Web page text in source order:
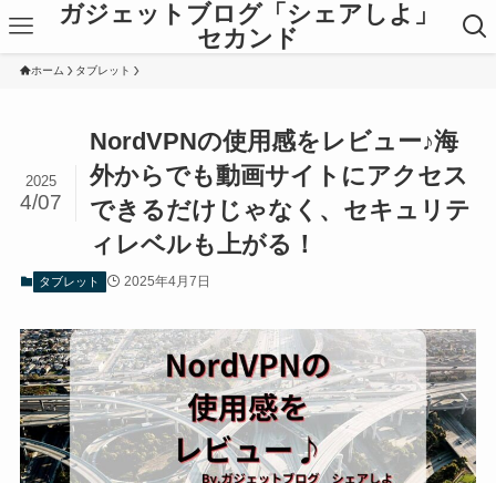
ガジェットブログ「シェアしよ」
セカンド
ホーム タブレット
NordVPNの使用感をレビュー♪海
外からでも動画サイトにアクセス
できるだけじゃなく、セキュリテ
ィレベルも上がる！
2025
4/07
タブレット 2025年4月7日